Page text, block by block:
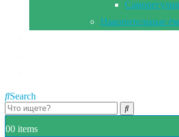
Накопительные
Search
00 items